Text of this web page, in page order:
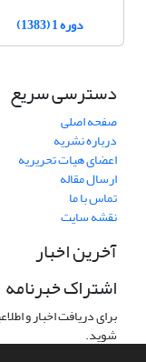
دوره 1 (1383)
دسترسی سریع
صفحه اصلی
درباره نشریه
اعضای هیات تحریریه
ارسال مقاله
تماس با ما
نقشه سایت
آخرین اخبار
اشتراک خبرنامه
برای دریافت اخبار و
شوید.